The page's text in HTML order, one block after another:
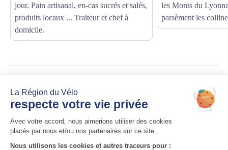
jour. Pain artisanal, en-cas sucrés et salés,
produits locaux ... Traiteur et chef à
domicile.
les Monts du
parsèment les
Destination Monts du Lyonnais
http://www.montsdulyonnaistourisme.fr